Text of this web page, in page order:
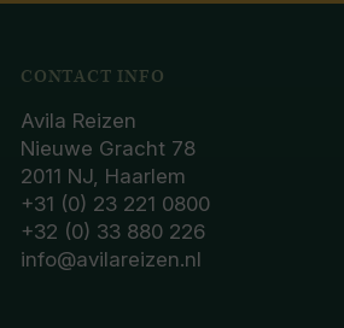
CONTACT INFO
Avila Reizen
Nieuwe Gracht 78
2011 NJ, Haarlem
+31 (0) 23 221 0800
+32 (0) 33 880 226
info@avilareizen.nl